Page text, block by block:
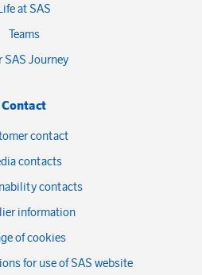
at SAS
Teams
SAS Journey
Contact
contact
contacts
contacts
information
of cookies
for use of SAS website